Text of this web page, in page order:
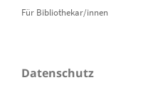
Für Bibliothekar/innen
Datenschutz